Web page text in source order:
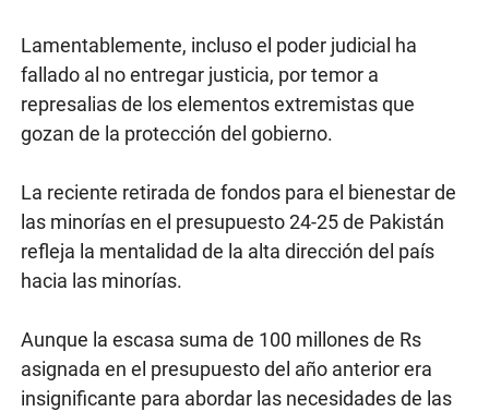
Lamentablemente, incluso el poder judicial ha
fallado al no entregar justicia, por temor a
represalias de los elementos extremistas que
gozan de la protección del gobierno.
La reciente retirada de fondos para el bienestar de
las minorías en el presupuesto 24-25 de Pakistán
refleja la mentalidad de la alta dirección del país
hacia las minorías.
Aunque la escasa suma de 100 millones de Rs
asignada en el presupuesto del año anterior era
insignificante para abordar las necesidades de las